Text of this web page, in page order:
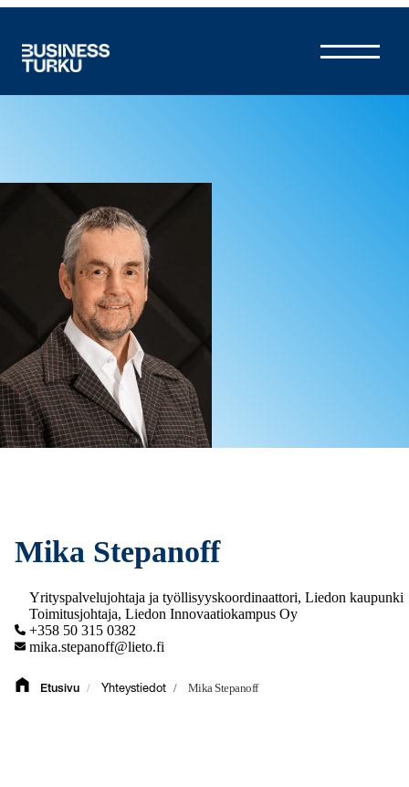
Mika Stepanoff
Yrityspalvelujohtaja ja työllisyyskoordinaattori, Liedon kaupunki
Toimitusjohtaja, Liedon Innovaatiokampus Oy
+358 50 315 0382
mika.stepanoff@lieto.fi
Etusivu / Yhteystiedot / Mika Stepanoff